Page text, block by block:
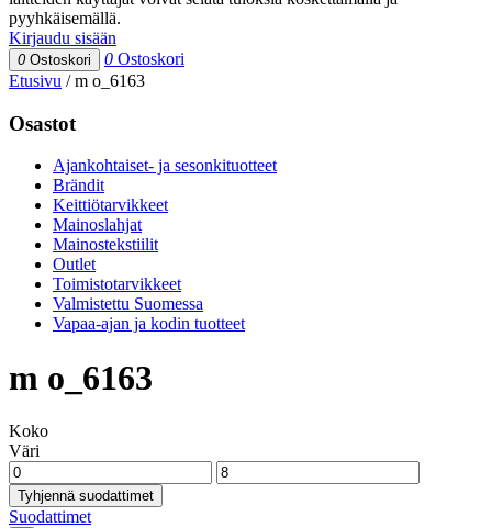
pyyhkäisemällä.
Kirjaudu sisään
0 Ostoskori 0 Ostoskori
Etusivu /m o_6163
Osastot
Ajankohtaiset- ja sesonkituotteet
Brändit
Keittiötarvikkeet
Mainoslahjat
Mainostekstiilit
Outlet
Toimistotarvikkeet
Valmistettu Suomessa
Vapaa-ajan ja kodin tuotteet
m o_6163
Koko
Väri
Tyhjennä suodattimet
Suodattimet